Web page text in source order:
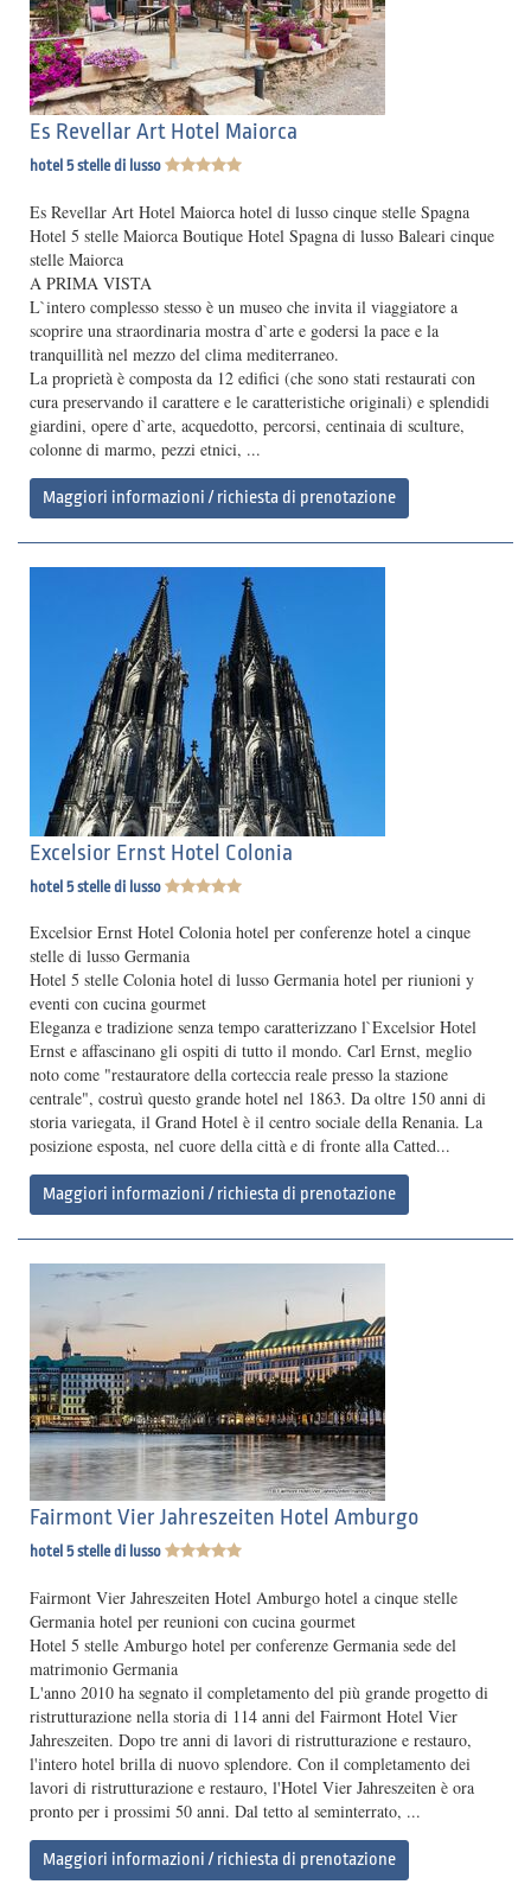
Es Revellar Art Hotel Maiorca
hotel 5 stelle di lusso
Es Revellar Art Hotel Maiorca hotel di lusso cinque stelle Spagna
Hotel 5 stelle Maiorca Boutique Hotel Spagna di lusso Baleari cinque
stelle Maiorca
A PRIMA VISTA
L`intero complesso stesso è un museo che invita il viaggiatore a
scoprire una straordinaria mostra d`arte e godersi la pace e la
tranquillità nel mezzo del clima mediterraneo.
La proprietà è composta da 12 edifici (che sono stati restaurati con
cura preservando il carattere e le caratteristiche originali) e splendidi
giardini, opere d`arte, acquedotto, percorsi, centinaia di sculture,
colonne di marmo, pezzi etnici, ...
Maggiori informazioni / richiesta di prenotazione
Excelsior Ernst Hotel Colonia
hotel 5 stelle di lusso
Excelsior Ernst Hotel Colonia hotel per conferenze hotel a cinque
stelle di lusso Germania
Hotel 5 stelle Colonia hotel di lusso Germania hotel per riunioni y
eventi con cucina gourmet
Eleganza e tradizione senza tempo caratterizzano l`Excelsior Hotel
Ernst e affascinano gli ospiti di tutto il mondo. Carl Ernst, meglio
noto come "restauratore della corteccia reale presso la stazione
centrale", costruì questo grande hotel nel 1863. Da oltre 150 anni di
storia variegata, il Grand Hotel è il centro sociale della Renania. La
posizione esposta, nel cuore della città e di fronte alla Catted...
Maggiori informazioni / richiesta di prenotazione
Fairmont Vier Jahreszeiten Hotel Amburgo
hotel 5 stelle di lusso
Fairmont Vier Jahreszeiten Hotel Amburgo hotel a cinque stelle
Germania hotel per reunioni con cucina gourmet
Hotel 5 stelle Amburgo hotel per conferenze Germania sede del
matrimonio Germania
L'anno 2010 ha segnato il completamento del più grande progetto di
ristrutturazione nella storia di 114 anni del Fairmont Hotel Vier
Jahreszeiten. Dopo tre anni di lavori di ristrutturazione e restauro,
l'intero hotel brilla di nuovo splendore. Con il completamento dei
lavori di ristrutturazione e restauro, l'Hotel Vier Jahreszeiten è ora
pronto per i prossimi 50 anni. Dal tetto al seminterrato, ...
Maggiori informazioni / richiesta di prenotazione